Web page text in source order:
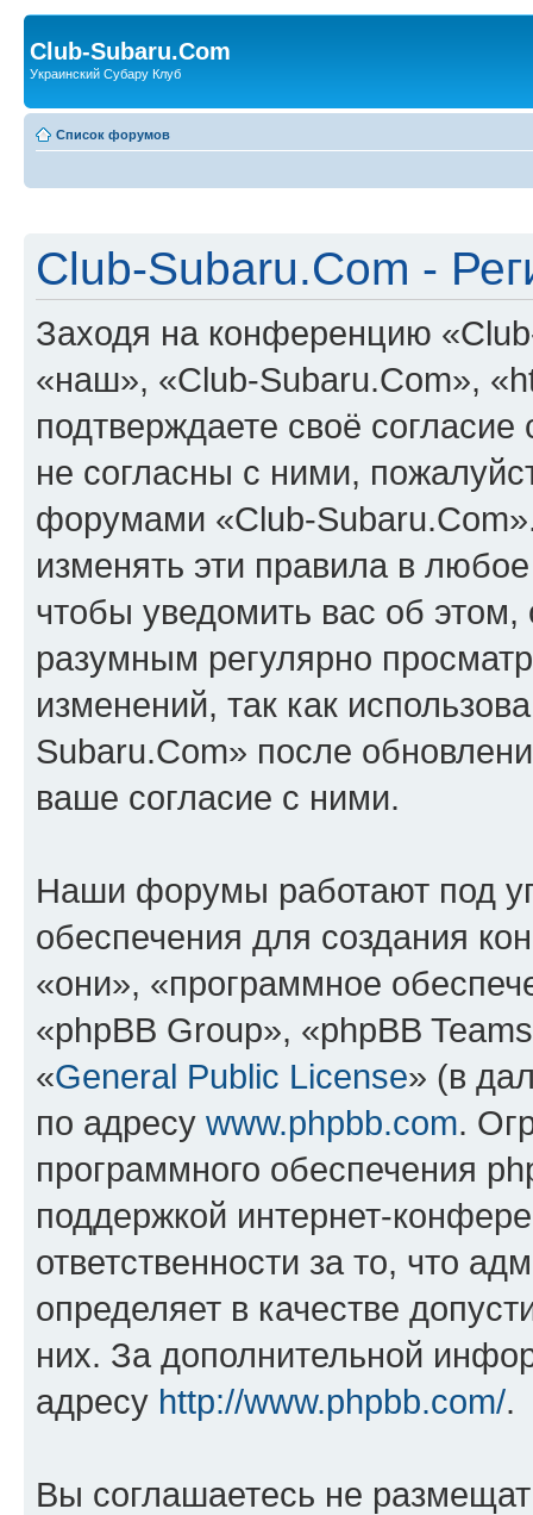
Club-Subaru.Com
Украинский Субару Клуб
Список форумов
Club-Subaru.Com -
Заходя на конференцию
«наш», «Club-Subaru.Com»,
подтверждаете своё
не согласны с ними,
форумами «Club-
изменять эти правила в
чтобы уведомить вас об
разумным регулярно
изменений, так как
Subaru.Com» после
ваше согласие с ними.
Наши форумы работают под
обеспечения для создания
«они», «программное
«phpBB Group», «phpBB
«General Public License» (в
по адресу www.phpbb.com.
программного обеспечения
поддержкой интернет-
ответственности за то, что
определяет в качестве
них. За дополнительной
адресу http://www.phpbb.com/.
Вы соглашаетесь не